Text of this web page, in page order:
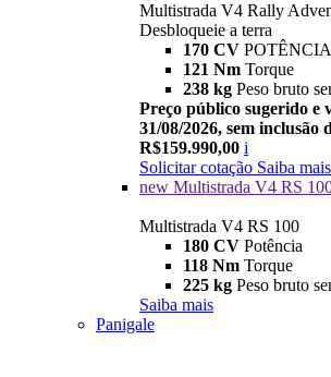
Multistrada V4 Rally
Desbloqueie a terra
170 CV POTÊNCIA
121 Nm Torque
238 kg Peso bruto
Preço público sugerido e
31/08/2026, sem inclusão
R$159.990,00 i
Solicitar cotação Saiba mais
new Multistrada V4 RS
Multistrada V4 RS 100
180 CV Potência
118 Nm Torque
225 kg Peso bruto
Saiba mais
Panigale